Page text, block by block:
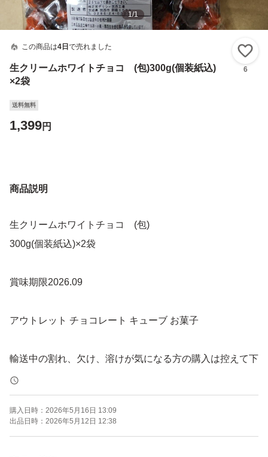
1/1
この商品は4日 で売れました
生クリームホワイトチョコ (包)300g(個装紙込)
×2袋
6
送料無料
1,399円
商品説明
生クリームホワイトチョコ (包)
300g(個装紙込)×2袋
賞味期限2026.09
アウトレット チョコレート キューブ お菓子
輸送中の割れ、欠け、溶けが気になる方の購入は控えて下
さい。
ゆうパケットでの発送です。厚さがギリギリのため、緩衝
材なし、宅配ビニール袋の梱包となります。
購入日時： 2026年5月16日 13:09
出品日時： 2026年5月12日 12:38